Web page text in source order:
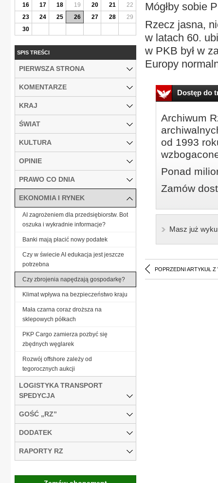
Mógłby sobie
Rzecz jasna,
w latach 60.
w PKB był w
Europy
Dostęp do
Archiwum
od 1993
Ponad
Zamów
Masz już
POPRZEDNI ARTYKUŁ Z
16
17 18 19 20 21
22
23
24 25 26 27 28
29
30
SPIS TREŚCI
PIERWSZA STRONA
KOMENTARZE
KRAJ
ŚWIAT
KULTURA
OPINIE
PRAWO CO DNIA
EKONOMIA I RYNEK
AI zagrożeniem dla przedsiębiorstw. Bot
oszuka i wykradnie informacje?
Banki mają płacić nowy podatek
Czy w świecie AI edukacja jest jeszcze
potrzebna
Czy zbrojenia napędzają gospodarkę?
Klimat wpływa na bezpieczeństwo kraju
Mała czarna coraz droższa na
sklepowych półkach
PKP Cargo zamierza pozbyć się
zbędnych węglarek
Rozwój offshore zależy od
tegorocznych aukcji
LOGISTYKA TRANSPORT
SPEDYCJA
GOŚĆ „RZ”
DODATEK
RAPORTY RZ